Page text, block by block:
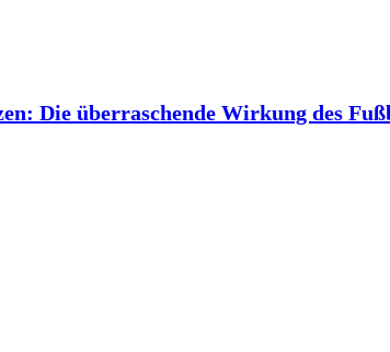
Die überraschende Wirkung des